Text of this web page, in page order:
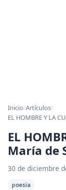
Inicio/Artículos/
EL HOMBRE Y LA
EL
María de
30 de diciembre
poesia